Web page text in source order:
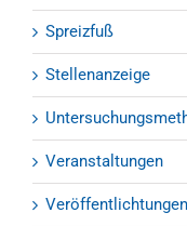
Spreizfuß
Stellenanzeige
Veranstaltungen
Veröffentlichtungen